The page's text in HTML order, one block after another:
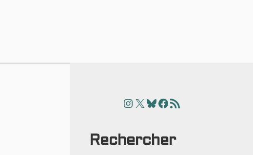
Instagram
X Bluesky
Facebook
Articles
Rechercher